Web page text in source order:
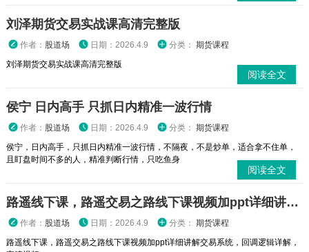
刘泽期货交易实战课高清完整版
作者： 股道场 日期：2026.4.9 分类： 期货课程
刘泽期货交易实战课高清完整版
阅读全文
侯宁 日内高手 只抓日内精准一波行情
作者： 股道场 日期：2026.4.9 分类： 期货课程
侯宁，日内高手，只抓日内精准一波行情，不隔夜，不是炒单，适合拿不住单，
且盯盘时间不多的人，精准判断行情，只吃鱼身
阅读全文
路遥线下课，路遥交易之路线下课视频加ppt详细讲解交易系统，回调逻辑详解，高清视频
作者： 股道场 日期：2026.4.9 分类： 期货课程
路遥线下课，路遥交易之路线下课视频加ppt详细讲解交易系统，回调逻辑详解，